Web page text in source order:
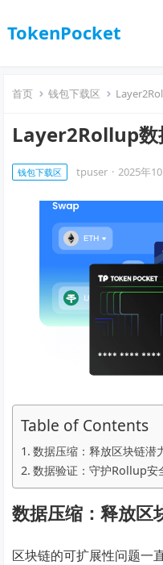
TokenPocket
首页 钱包下载区
Layer2Rollup数
钱包下载区 tpuser · 2025年
Table of Contents
数据压缩：释放区块链潜
数据验证：守护Rollup安
数据压缩：释放区
区块链的可扩展性问题一